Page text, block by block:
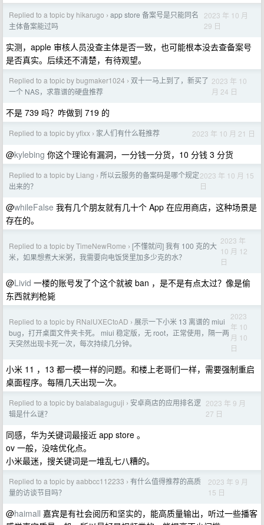
Replied to a topic by hikarugo › app store 备案号是只能同名
主体备案能过吗
2023 年 10 月
29 日
实测，apple 审核人员没查主体是否一致，也可能根本没去查备案号
是否真实。后续还不清楚，有待观望。
Replied to a topic by bugmaker1024 › 双十一马上到了，新买了
一个 NAS，求靠谱的硬盘推荐
2023 年 10
月 24 日
不是 739 吗？咋做到 719 的
Replied to a topic by yfixx › 家人们有什么鞋推荐 2023 年 10 月 21 日
@kylebing 你这个理论有漏洞，一分钱一分货，10 分钱 3 分货
Replied to a topic by Liang › 所以云服务的备案码是哪个规定
出来的？
2023 年 10 月 15
日
@whileFalse 我有几个朋友就有几十个 App 在应用商店，这种场景是
存在的。
Replied to a topic by TimeNewRome › [不懂就问] 我有 100 克的大
米，如果想煮大米粥，我需要向电饭煲里加多少克的水？
2023 年
10 月 12
日
@Livid 一楼的账号发了个这个就被 ban ，是不是有点太过？像是偷
东西就判枪毙
Replied to a topic by RNalUXECtoAD › 展示一下小米 13 离谱的 miui
bug，打开桌面文件夹卡死。 miui 稳定版，无 root，正常使用，隔一两
天突然出现卡死一次，每次持续几分钟。
2023
年 10
月 10
日
小米 11 ，13 都一模一样的问题。和楼上老哥们一样，需要强制重启
桌面程序。每隔几天出现一次。
Replied to a topic by balabalaguguji › 安卓商店的应用排名逻
辑是什么谜？
2023 年 9 月
27 日
同感，华为关键词最接近 app store 。
ov 一般，没啥优化点。
小米最迷，搜关键词是一堆乱七八糟的。
Replied to a topic by aabbcc112233 › 有什么值得推荐的高质
量的访谈节目吗？
2023 年 9 月
15 日
@haimall 嘉宾是有社会阅历和坚实的，能高质量输出，听过一些播客